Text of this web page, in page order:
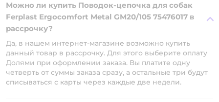
Можно ли купить Поводок-цепочка для собак
Ferplast Ergocomfort Metal GM20/105 75476017 в
рассрочку?
Да, в нашем интернет-магазине возможно купить
данный товар в рассрочку. Для этого выберите оплату
Долями при оформлении заказа. Вы платите одну
четверть от суммы заказа сразу, а остальные три будут
списываться с карты через каждые две недели.